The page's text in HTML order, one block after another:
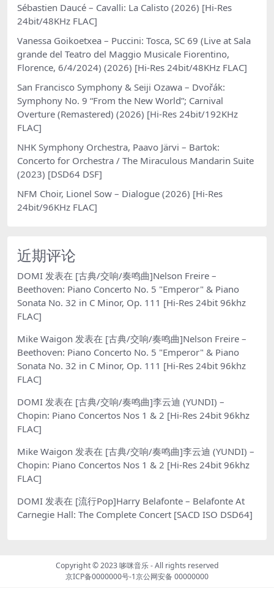
Sébastien Daucé – Cavalli: La Calisto (2026) [Hi-Res
24bit/48KHz FLAC]
Vanessa Goikoetxea – Puccini: Tosca, SC 69 (Live at Sala
grande del Teatro del Maggio Musicale Fiorentino,
Florence, 6/4/2024) (2026) [Hi-Res 24bit/48KHz FLAC]
San Francisco Symphony & Seiji Ozawa – Dvořák:
Symphony No. 9 “From the New World”; Carnival
Overture (Remastered) (2026) [Hi-Res 24bit/192KHz
FLAC]
NHK Symphony Orchestra, Paavo Järvi – Bartok:
Concerto for Orchestra / The Miraculous Mandarin Suite
(2023) [DSD64 DSF]
NFM Choir, Lionel Sow – Dialogue (2026) [Hi-Res
24bit/96KHz FLAC]
近期评论
DOMI 发表在 [古典/交响/奏鸣曲]Nelson Freire –
Beethoven: Piano Concerto No. 5 "Emperor" & Piano
Sonata No. 32 in C Minor, Op. 111 [Hi-Res 24bit 96khz
FLAC]
Mike Waigon 发表在 [古典/交响/奏鸣曲]Nelson Freire –
Beethoven: Piano Concerto No. 5 "Emperor" & Piano
Sonata No. 32 in C Minor, Op. 111 [Hi-Res 24bit 96khz
FLAC]
DOMI 发表在 [古典/交响/奏鸣曲]李云迪 (YUNDI) –
Chopin: Piano Concertos Nos 1 & 2 [Hi-Res 24bit 96khz
FLAC]
Mike Waigon 发表在 [古典/交响/奏鸣曲]李云迪 (YUNDI) –
Chopin: Piano Concertos Nos 1 & 2 [Hi-Res 24bit 96khz
FLAC]
DOMI 发表在 [流行Pop]Harry Belafonte – Belafonte At
Carnegie Hall: The Complete Concert [SACD ISO DSD64]
Copyright © 2023哆咪音乐- All rights reserved
京ICP备0000000号-1京公网安备 00000000